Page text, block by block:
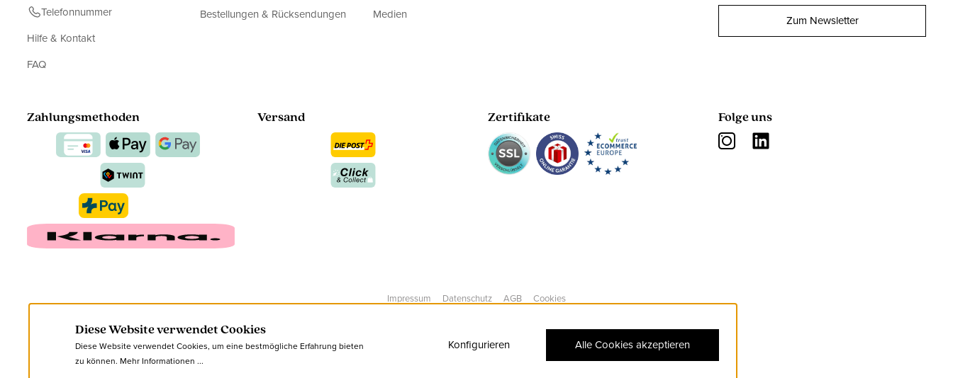
Telefonnummer
Hilfe & Kontakt
FAQ
Bestellungen & Rücksendungen
Medien
Zum Newsletter
Zahlungsmethoden Versand Zertifikate Folge uns
Impressum Datenschutz AGB Cookies
Diese Website verwendet Cookies
Diese Website verwendet Cookies, um eine bestmögliche Erfahrung bieten
zu können. Mehr Informationen ...
Konfigurieren Alle Cookies akzeptieren